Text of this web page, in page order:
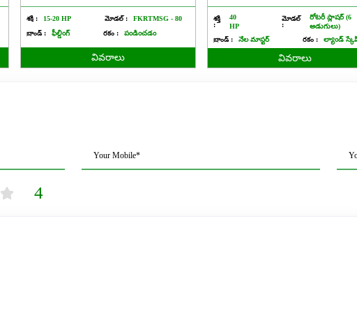
శక్తి : 15-20 HP మోడల్ :
FKRTMSG - 80
బ్రాండ్ :
ఫీల్డింగ్ రకం : పండించడం
వివరాలు
శక్తి
:
40
HP
మోడల్
:
రోటరీ స్లాషర్ (6
అడుగులు)
బ్రాండ్ :
నేల మాస్టర్ రకం : ల్యాండ్
వివరాలు
Your Mobile*
4